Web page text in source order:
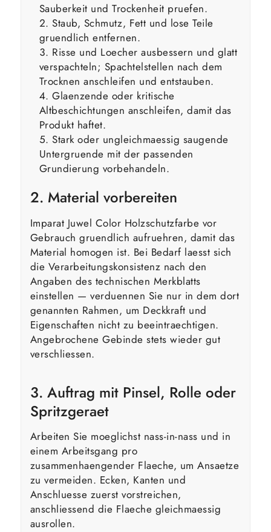
Sauberkeit und Trockenheit pruefen.
Staub, Schmutz, Fett und lose Teile
gruendlich entfernen.
Risse und Loecher ausbessern und glatt
verspachteln; Spachtelstellen nach dem
Trocknen anschleifen und entstauben.
Glaenzende oder kritische
Altbeschichtungen anschleifen, damit das
Produkt haftet.
Stark oder ungleichmaessig saugende
Untergruende mit der passenden
Grundierung vorbehandeln.
2. Material vorbereiten
Imparat Juwel Color Holzschutzfarbe vor
Gebrauch gruendlich aufruehren, damit das
Material homogen ist. Bei Bedarf laesst sich
die Verarbeitungskonsistenz nach den
Angaben des technischen Merkblatts
einstellen — verduennen Sie nur in dem dort
genannten Rahmen, um Deckkraft und
Eigenschaften nicht zu beeintraechtigen.
Angebrochene Gebinde stets wieder gut
verschliessen.
3. Auftrag mit Pinsel, Rolle oder
Spritzgeraet
Arbeiten Sie moeglichst nass-in-nass und in
einem Arbeitsgang pro
zusammenhaengender Flaeche, um Ansaetze
zu vermeiden. Ecken, Kanten und
Anschluesse zuerst vorstreichen,
anschliessend die Flaeche gleichmaessig
ausrollen.